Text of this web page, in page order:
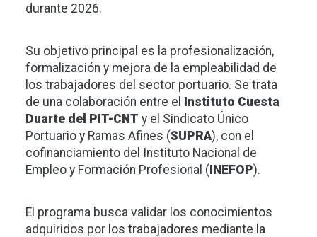
durante 2026.
Su objetivo principal es la profesionalización,
formalización y mejora de la empleabilidad de
los trabajadores del sector portuario. Se trata
de una colaboración entre el Instituto Cuesta
Duarte del PIT-CNT y el Sindicato Único
Portuario y Ramas Afines (SUPRA), con el
cofinanciamiento del Instituto Nacional de
Empleo y Formación Profesional (INEFOP).
El programa busca validar los conocimientos
adquiridos por los trabajadores mediante la